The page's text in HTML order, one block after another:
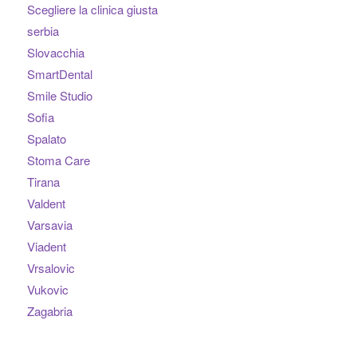
Scegliere la clinica giusta
serbia
Slovacchia
SmartDental
Smile Studio
Sofia
Spalato
Stoma Care
Tirana
Valdent
Varsavia
Viadent
Vrsalovic
Vukovic
Zagabria